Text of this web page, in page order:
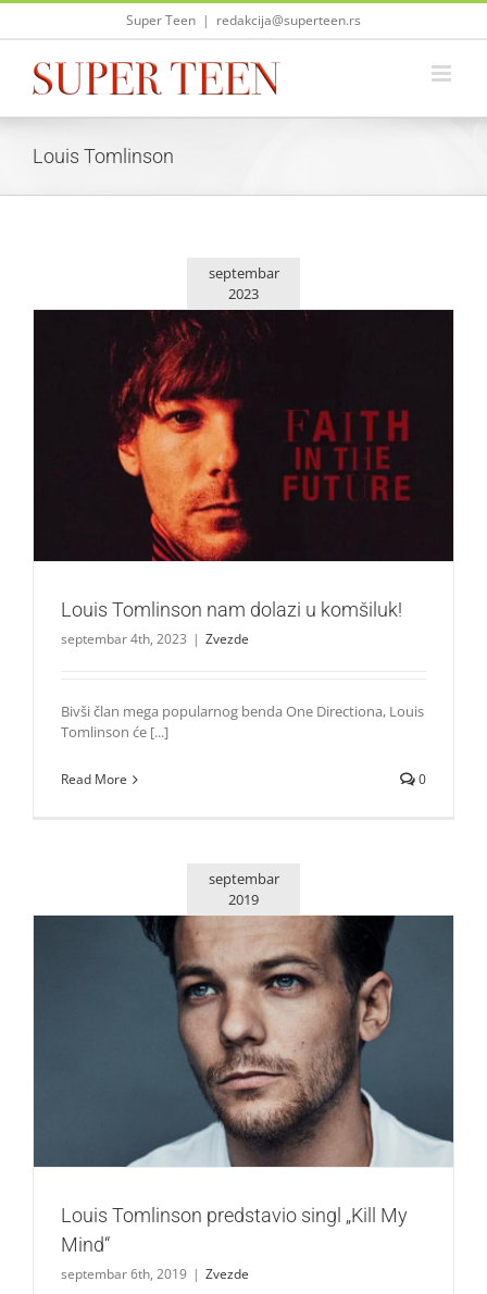
Skip
Super Teen | redakcija@superteen.rs
Louis Tomlinson
septembar
2023
Louis Tomlinson nam dolazi u komšiluk!
Zvezde
Louis Tomlinson nam dolazi u komšiluk!
septembar 4th, 2023 | Zvezde
Bivši član mega popularnog benda One Directiona, Louis
Tomlinson će [...]
Read More 0
septembar
2019
Louis Tomlinson predstavio singl „Kill My Mind“
Zvezde
Louis Tomlinson predstavio singl „Kill My
Mind“
septembar 6th, 2019 | Zvezde